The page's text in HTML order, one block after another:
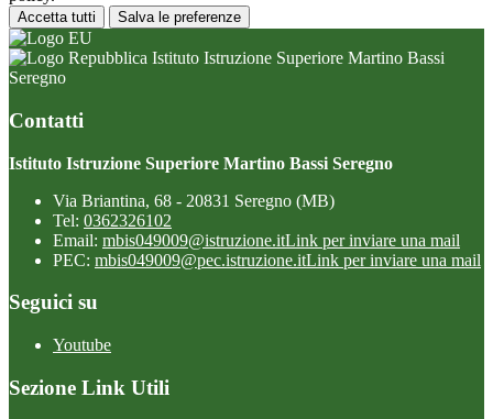
Accetta tutti Salva le preferenze
Istituto Istruzione Superiore Martino Bassi
Seregno
Contatti
Istituto Istruzione Superiore Martino Bassi Seregno
Via Briantina, 68 - 20831 Seregno (MB)
Tel: 0362326102
Email: mbis049009@istruzione.itLink per inviare una mail
PEC: mbis049009@pec.istruzione.itLink per inviare una mail
Seguici su
Youtube
Sezione Link Utili